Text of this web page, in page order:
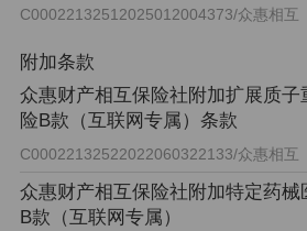
C00022132512025012004373/众惠相互
附加条款
众惠财产相互保险社附加扩展质子
险B款（互联网专属）条款
C00022132522022060322133/众惠相互
众惠财产相互保险社附加特定药械
B款（互联网专属）